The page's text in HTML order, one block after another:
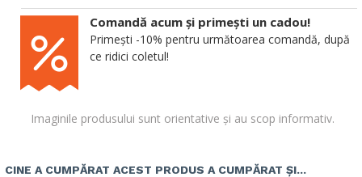
Imaginile produsului sunt orientative și au scop informativ.
Comandă acum și primești un cadou!
Primești -10% pentru următoarea comandă, după
ce ridici coletul!
CINE A CUMPĂRAT ACEST PRODUS A CUMPĂRAT ȘI...